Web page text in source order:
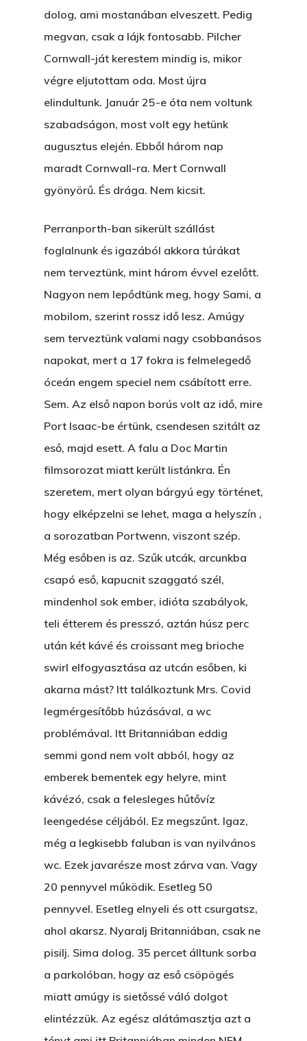
dolog, ami mostanában elveszett. Pedig
megvan, csak a lájk fontosabb. Pilcher
Cornwall-ját kerestem mindig is, mikor
végre eljutottam oda. Most újra
elindultunk. Január 25-e óta nem voltunk
szabadságon, most volt egy hetünk
augusztus elején. Ebből három nap
maradt Cornwall-ra. Mert Cornwall
gyönyörű. És drága. Nem kicsit.
Perranporth-ban sikerült szállást
foglalnunk és igazából akkora túrákat
nem terveztünk, mint három évvel ezelőtt.
Nagyon nem lepődtünk meg, hogy Sami, a
mobilom, szerint rossz idő lesz. Amúgy
sem terveztünk valami nagy csobbanásos
napokat, mert a 17 fokra is felmelegedő
óceán engem speciel nem csábított erre.
Sem. Az első napon borús volt az idő, mire
Port Isaac-be értünk, csendesen szitált az
eső, majd esett. A falu a Doc Martin
filmsorozat miatt került listánkra. Én
szeretem, mert olyan bárgyú egy történet,
hogy elképzelni se lehet, maga a helyszín ,
a sorozatban Portwenn, viszont szép.
Még esőben is az. Szűk utcák, arcunkba
csapó eső, kapucnit szaggató szél,
mindenhol sok ember, idióta szabályok,
teli étterem és presszó, aztán húsz perc
után két kávé és croissant meg brioche
swirl elfogyasztása az utcán esőben, ki
akarna mást? Itt találkoztunk Mrs. Covid
legmérgesítőbb húzásával, a wc
problémával. Itt Britanniában eddig
semmi gond nem volt abból, hogy az
emberek bementek egy helyre, mint
kávézó, csak a felesleges hűtővíz
leengedése céljából. Ez megszűnt. Igaz,
még a legkisebb faluban is van nyilvános
wc. Ezek javarésze most zárva van. Vagy
20 pennyvel működik. Esetleg 50
pennyvel. Esetleg elnyeli és ott csurgatsz,
ahol akarsz. Nyaralj Britanniában, csak ne
pisilj. Sima dolog. 35 percet álltunk sorba
a parkolóban, hogy az eső csöpögés
miatt amúgy is sietőssé váló dolgot
elintézzük. Az egész alátámasztja azt a
A Vér Nem Válik Vízzé
Egy Nyár
Ajándék – Karácsonyi
Álomszekrény
Eltojtuk Nyuszi
EGY LAKTANYÁT,
Az Elveszett Fejezet
Akkor És Ott
Nem Szégyen Az
És Akkor A Balta
A Pitli
Pofád, Az Van!
Ment A Hűtlen
Egy Be-Fektetést,
FELICITÁ
Betli
Egy Világbajnokságot,
VOLT EGYSZER EGY
ÁRULÓ!
AZ IGAZI AJÁNDÉK
Párizs És Újra MI
ELMENT A VILLAMOS
EGY BANKOT, ÖDÖN?
GYERE VELEM
KÖNYVESBOLTBA,
A „BECSÜLETES”
Kartalherczeghy
Blog
Bristolt Látni
Feliratkozás
Kapcsolat
Bakker Gyuri
Hírek
This is an optional,
customizable off canvas
About Salient
Unit 345
2500 Castle Dr
T:+216 (0)40 3629
E: